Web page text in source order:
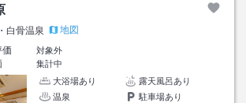
白骨温泉
地図
対象外
集計中
大浴場あり
露天風呂あり
温泉
駐車場あり